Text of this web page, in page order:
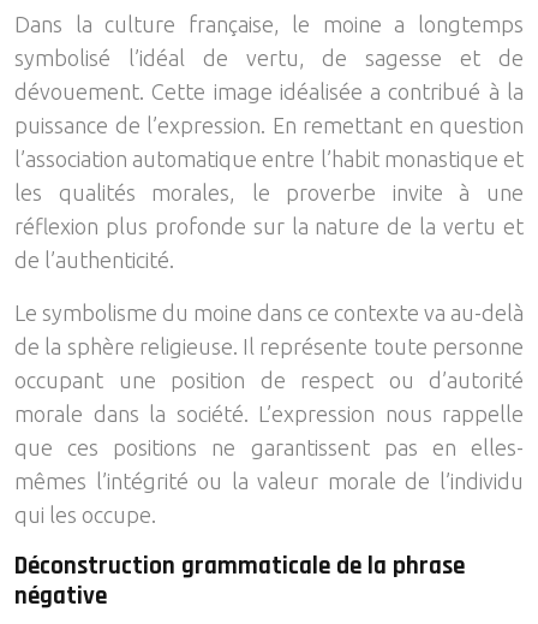
Dans la culture française, le moine a longtemps
symbolisé l’idéal de vertu, de sagesse et de
dévouement. Cette image idéalisée a contribué à la
puissance de l’expression. En remettant en question
l’association automatique entre l’habit monastique et
les qualités morales, le proverbe invite à une
réflexion plus profonde sur la nature de la vertu et
de l’authenticité.
Le symbolisme du moine dans ce contexte va au-delà
de la sphère religieuse. Il représente toute personne
occupant une position de respect ou d’autorité
morale dans la société. L’expression nous rappelle
que ces positions ne garantissent pas en elles-
mêmes l’intégrité ou la valeur morale de l’individu
qui les occupe.
Déconstruction grammaticale de la phrase
négative